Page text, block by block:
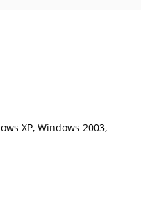
XP, Windows 2003,